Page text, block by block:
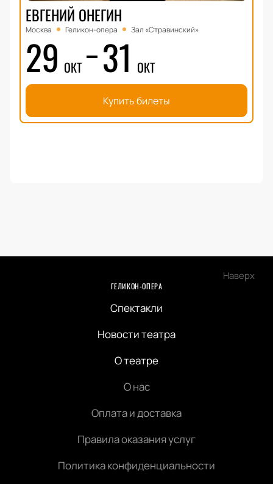
ЕВГЕНИЙ ОНЕГИН
Москва Геликон-опера Зал «Стравинский»
29 ОКТ 31 ОКТ
Купить билеты
Наверх
ГЕЛИКОН-ОПЕРА
Спектакли
Новости театра
О театре
О нас
Оплата и доставка
Правила оказания услуг
Политика конфиденциальности